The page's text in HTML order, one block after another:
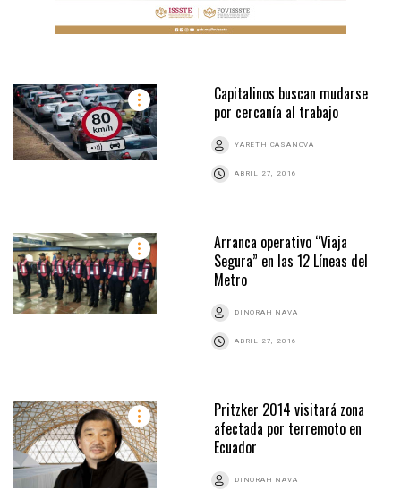
Capitalinos buscan mudarse
por cercanía al trabajo
YARETH CASANOVA
ABRIL 27, 2016
Arranca operativo “Viaja
Segura” en las 12 Líneas del
Metro
DINORAH NAVA
ABRIL 27, 2016
Pritzker 2014 visitará zona
afectada por terremoto en
Ecuador
DINORAH NAVA